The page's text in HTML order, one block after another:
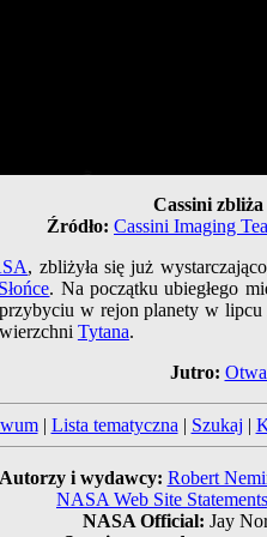
Cassini
Źródło: Cassini Imaging
, zbliżyła się już
. Na początku ubiegłego
w rejon planety w lipcu
Tytana.
Jutro:
| Lista tematyczna | Szukaj |
i wydawcy: Robert
NASA Web Site
NASA Official: Jay